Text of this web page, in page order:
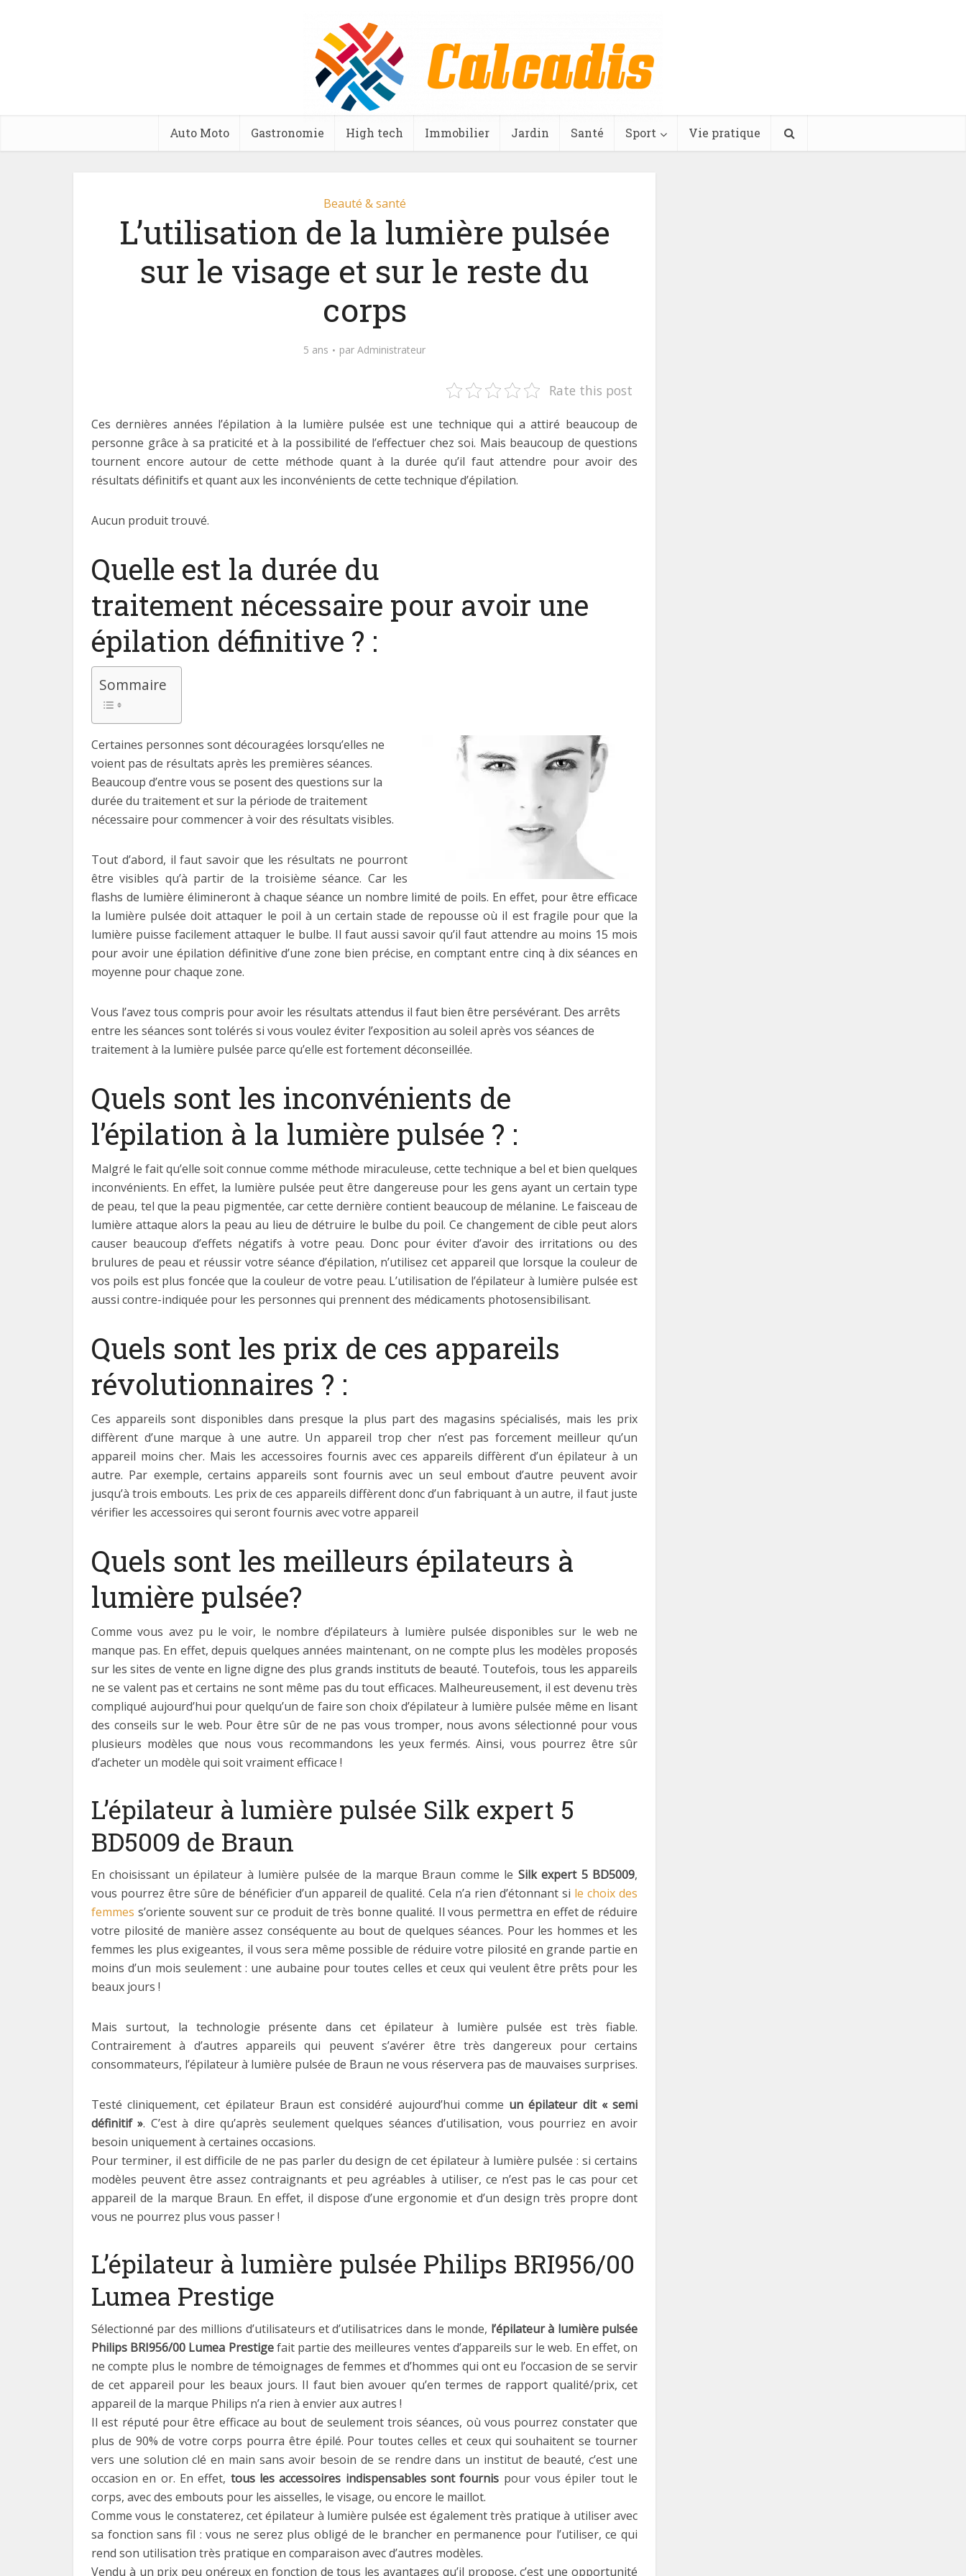
Auto Moto Gastronomie High tech Immobilier Jardin Santé Sport Vie pratique
Beauté & santé
L’utilisation de la lumière pulsée
sur le visage et sur le reste du
corps
5 ans par Administrateur
Rate this post
Ces dernières années l’épilation à la lumière pulsée est une technique qui a attiré beaucoup de
personne grâce à sa praticité et à la possibilité de l’effectuer chez soi. Mais beaucoup de questions
tournent encore autour de cette méthode quant à la durée qu’il faut attendre pour avoir des
résultats définitifs et quant aux les inconvénients de cette technique d’épilation.
Aucun produit trouvé.
Quelle est la durée du
traitement nécessaire pour avoir une
épilation définitive ? :
Sommaire
Certaines personnes sont découragées lorsqu’elles ne
voient pas de résultats après les premières séances.
Beaucoup d’entre vous se posent des questions sur la
durée du traitement et sur la période de traitement
nécessaire pour commencer à voir des résultats visibles.
Tout d’abord, il faut savoir que les résultats ne pourront
être visibles qu’à partir de la troisième séance. Car les
flashs de lumière élimineront à chaque séance un nombre limité de poils. En effet, pour être efficace
la lumière pulsée doit attaquer le poil à un certain stade de repousse où il est fragile pour que la
lumière puisse facilement attaquer le bulbe. Il faut aussi savoir qu’il faut attendre au moins 15 mois
pour avoir une épilation définitive d’une zone bien précise, en comptant entre cinq à dix séances en
moyenne pour chaque zone.
Vous l’avez tous compris pour avoir les résultats attendus il faut bien être persévérant. Des arrêts
entre les séances sont tolérés si vous voulez éviter l’exposition au soleil après vos séances de
traitement à la lumière pulsée parce qu’elle est fortement déconseillée.
Quels sont les inconvénients de
l’épilation à la lumière pulsée ? :
Malgré le fait qu’elle soit connue comme méthode miraculeuse, cette technique a bel et bien quelques
inconvénients. En effet, la lumière pulsée peut être dangereuse pour les gens ayant un certain type
de peau, tel que la peau pigmentée, car cette dernière contient beaucoup de mélanine. Le faisceau de
lumière attaque alors la peau au lieu de détruire le bulbe du poil. Ce changement de cible peut alors
causer beaucoup d’effets négatifs à votre peau. Donc pour éviter d’avoir des irritations ou des
brulures de peau et réussir votre séance d’épilation, n’utilisez cet appareil que lorsque la couleur de
vos poils est plus foncée que la couleur de votre peau. L’utilisation de l’épilateur à lumière pulsée est
aussi contre-indiquée pour les personnes qui prennent des médicaments photosensibilisant.
Quels sont les prix de ces appareils
révolutionnaires ? :
Ces appareils sont disponibles dans presque la plus part des magasins spécialisés, mais les prix
diffèrent d’une marque à une autre. Un appareil trop cher n’est pas forcement meilleur qu’un
appareil moins cher. Mais les accessoires fournis avec ces appareils diffèrent d’un épilateur à un
autre. Par exemple, certains appareils sont fournis avec un seul embout d’autre peuvent avoir
jusqu’à trois embouts. Les prix de ces appareils diffèrent donc d’un fabriquant à un autre, il faut juste
vérifier les accessoires qui seront fournis avec votre appareil
Quels sont les meilleurs épilateurs à
lumière pulsée?
Comme vous avez pu le voir, le nombre d’épilateurs à lumière pulsée disponibles sur le web ne
manque pas. En effet, depuis quelques années maintenant, on ne compte plus les modèles proposés
sur les sites de vente en ligne digne des plus grands instituts de beauté. Toutefois, tous les appareils
ne se valent pas et certains ne sont même pas du tout efficaces. Malheureusement, il est devenu très
compliqué aujourd’hui pour quelqu’un de faire son choix d’épilateur à lumière pulsée même en lisant
des conseils sur le web. Pour être sûr de ne pas vous tromper, nous avons sélectionné pour vous
plusieurs modèles que nous vous recommandons les yeux fermés. Ainsi, vous pourrez être sûr
d’acheter un modèle qui soit vraiment efficace !
L’épilateur à lumière pulsée Silk expert 5
BD5009 de Braun
En choisissant un épilateur à lumière pulsée de la marque Braun comme le Silk expert 5 BD5009,
vous pourrez être sûre de bénéficier d’un appareil de qualité. Cela n’a rien d’étonnant si le choix des
femmes s’oriente souvent sur ce produit de très bonne qualité. Il vous permettra en effet de réduire
votre pilosité de manière assez conséquente au bout de quelques séances. Pour les hommes et les
femmes les plus exigeantes, il vous sera même possible de réduire votre pilosité en grande partie en
moins d’un mois seulement : une aubaine pour toutes celles et ceux qui veulent être prêts pour les
beaux jours !
Mais surtout, la technologie présente dans cet épilateur à lumière pulsée est très fiable.
Contrairement à d’autres appareils qui peuvent s’avérer être très dangereux pour certains
consommateurs, l’épilateur à lumière pulsée de Braun ne vous réservera pas de mauvaises surprises.
Testé cliniquement, cet épilateur Braun est considéré aujourd’hui comme un épilateur dit « semi
définitif ». C’est à dire qu’après seulement quelques séances d’utilisation, vous pourriez en avoir
besoin uniquement à certaines occasions.
Pour terminer, il est difficile de ne pas parler du design de cet épilateur à lumière pulsée : si certains
modèles peuvent être assez contraignants et peu agréables à utiliser, ce n’est pas le cas pour cet
appareil de la marque Braun. En effet, il dispose d’une ergonomie et d’un design très propre dont
vous ne pourrez plus vous passer !
L’épilateur à lumière pulsée Philips BRI956/00
Lumea Prestige
Sélectionné par des millions d’utilisateurs et d’utilisatrices dans le monde, l’épilateur à lumière pulsée
Philips BRI956/00 Lumea Prestigefait partie des meilleures ventes d’appareils sur le web. En effet, on
ne compte plus le nombre de témoignages de femmes et d’hommes qui ont eu l’occasion de se servir
de cet appareil pour les beaux jours. Il faut bien avouer qu’en termes de rapport qualité/prix, cet
appareil de la marque Philips n’a rien à envier aux autres !
Il est réputé pour être efficace au bout de seulement trois séances, où vous pourrez constater que
plus de 90% de votre corps pourra être épilé. Pour toutes celles et ceux qui souhaitent se tourner
vers une solution clé en main sans avoir besoin de se rendre dans un institut de beauté, c’est une
occasion en or. En effet, tous les accessoires indispensables sont fournis pour vous épiler tout le
corps, avec des embouts pour les aisselles, le visage, ou encore le maillot.
Comme vous le constaterez, cet épilateur à lumière pulsée est également très pratique à utiliser avec
sa fonction sans fil : vous ne serez plus obligé de le brancher en permanence pour l’utiliser, ce qui
rend son utilisation très pratique en comparaison avec d’autres modèles.
Vendu à un prix peu onéreux en fonction de tous les avantages qu’il propose, c’est une opportunité